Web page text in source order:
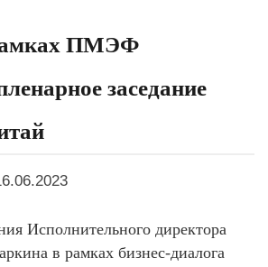
ПМЭФ
заседание
Исполнительного директора
в рамках бизнес-диалога